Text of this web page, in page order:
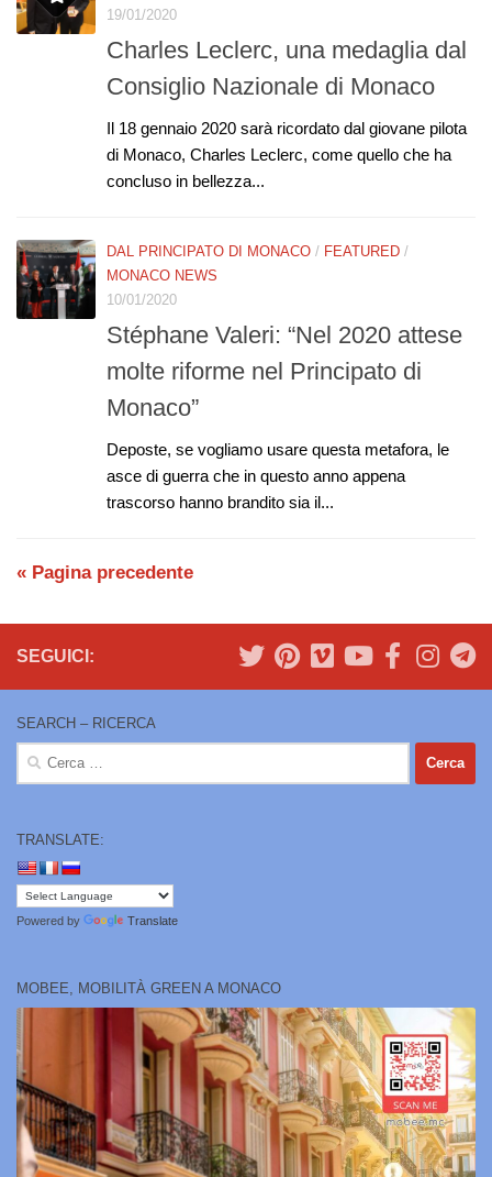
19/01/2020
Charles Leclerc, una medaglia dal
Consiglio Nazionale di Monaco
Il 18 gennaio 2020 sarà ricordato dal giovane pilota
di Monaco, Charles Leclerc, come quello che ha
concluso in bellezza...
DAL PRINCIPATO DI MONACO / FEATURED /
MONACO NEWS
10/01/2020
Stéphane Valeri: “Nel 2020 attese
molte riforme nel Principato di
Monaco”
Deposte, se vogliamo usare questa metafora, le
asce di guerra che in questo anno appena
trascorso hanno brandito sia il...
« Pagina precedente
SEGUICI:
SEARCH – RICERCA
Ricerca
TRANSLATE:
Powered by Translate
MOBEE, MOBILITÀ GREEN A MONACO